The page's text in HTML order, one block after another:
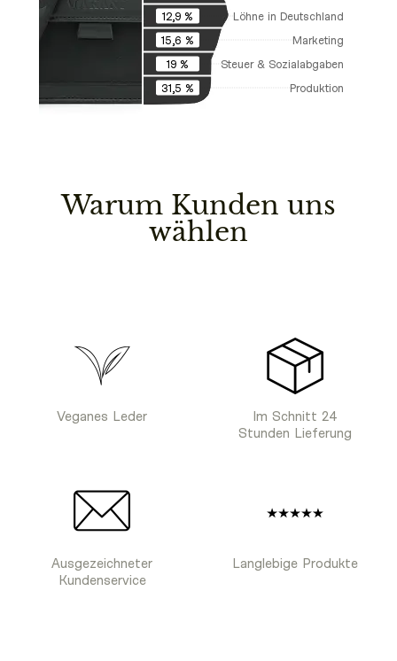
12,9 %
Löhne in Deutschland
15,6 %
Marketing
19 %
Steuer & Sozialabgaben
31,5 %
Produktion
Warum Kunden uns
wählen
Veganes Leder
Im Schnitt 24
Stunden Lieferung
Ausgezeichneter
Kundenservice
Langlebige Produkte